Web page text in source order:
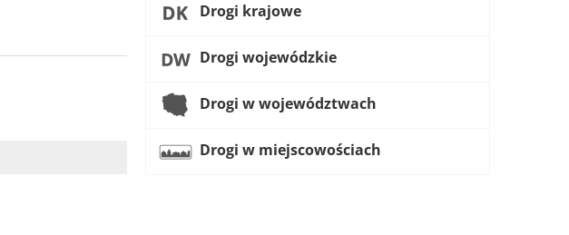
Drogi krajowe
Drogi wojewódzkie
Drogi w województwach
Drogi w miejscowościach